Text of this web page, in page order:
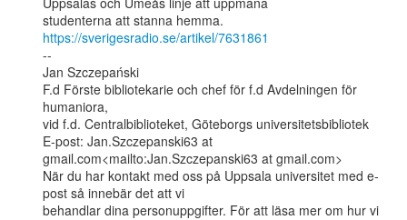
https://sverigesradio.se/artikel/7631861
--
Jan Szczepański
F.d Förste bibliotekarie och chef för f.d Avdelningen för
humaniora,
vid f.d. Centralbiblioteket, Göteborgs universitetsbibliotek
E-post: Jan.Szczepanski63 at
gmail.com<mailto:Jan.Szczepanski63 at gmail.com>
När du har kontakt med oss på Uppsala universitet med e-
post så innebär det att vi
behandlar dina personuppgifter. För att läsa mer om hur vi